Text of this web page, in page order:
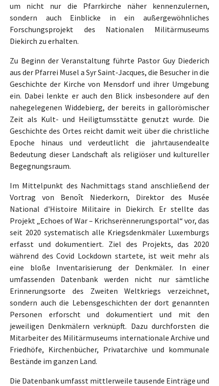
um nicht nur die Pfarrkirche näher kennenzulernen,
sondern auch Einblicke in ein außergewöhnliches
Forschungsprojekt des Nationalen Militärmuseums
Diekirch zu erhalten.
Zu Beginn der Veranstaltung führte Pastor Guy Diederich
aus der Pfarrei Musel a Syr Saint-Jacques, die Besucher in die
Geschichte der Kirche von Mensdorf und ihrer Umgebung
ein. Dabei lenkte er auch den Blick insbesondere auf den
nahegelegenen Widdebierg, der bereits in gallorömischer
Zeit als Kult- und Heiligtumsstätte genutzt wurde. Die
Geschichte des Ortes reicht damit weit über die christliche
Epoche hinaus und verdeutlicht die jahrtausendealte
Bedeutung dieser Landschaft als religiöser und kultureller
Begegnungsraum.
Im Mittelpunkt des Nachmittags stand anschließend der
Vortrag von Benoît Niederkorn, Direktor des Musée
National d'Histoire Militaire in Diekirch. Er stellte das
Projekt „Echoes of War – Krichserënnerungsportal“ vor, das
seit 2020 systematisch alle Kriegsdenkmäler Luxemburgs
erfasst und dokumentiert. Ziel des Projekts, das 2020
während des Covid Lockdown startete, ist weit mehr als
eine bloße Inventarisierung der Denkmäler. In einer
umfassenden Datenbank werden nicht nur sämtliche
Erinnerungsorte des Zweiten Weltkriegs verzeichnet,
sondern auch die Lebensgeschichten der dort genannten
Personen erforscht und dokumentiert und mit den
jeweiligen Denkmälern verknüpft. Dazu durchforsten die
Mitarbeiter des Militärmuseums internationale Archive und
Friedhöfe, Kirchenbücher, Privatarchive und kommunale
Bestände im ganzen Land.
Die Datenbank umfasst mittlerweile tausende Einträge und